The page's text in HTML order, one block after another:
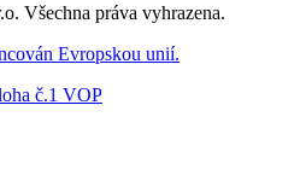
Všechna práva vyhrazena.
Evropskou unií.
č.1 VOP